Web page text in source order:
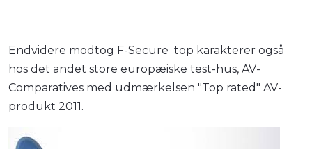
Endvidere modtog F-Secure top karakterer også
hos det andet store europæiske test-hus, AV-
Comparatives med udmærkelsen "Top rated" AV-
produkt 2011.